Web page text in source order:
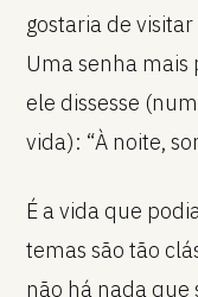
gostaria de
Uma senha mais
ele dissesse
vida): “À noite,
É a vida que
temas são tão
não há nada que